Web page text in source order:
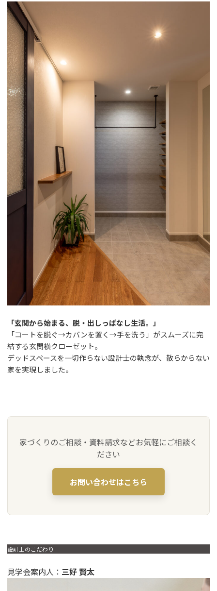
「玄関から始まる、脱・出しっぱなし生活。」
「コートを脱ぐ→カバンを置く→手を洗う」がスムーズに完
結する玄関横クローゼット。
デッドスペースを一切作らない設計士の執念が、散らからない
家を実現しました。
家づくりのご相談・資料請求などお気軽にご相談く
ださい
お問い合わせはこちら
設計士のこだわり
見学会案内人： 三好 賢太